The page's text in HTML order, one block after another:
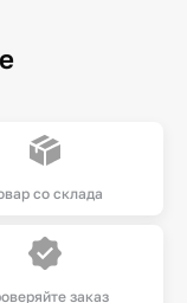
со склада
заказ